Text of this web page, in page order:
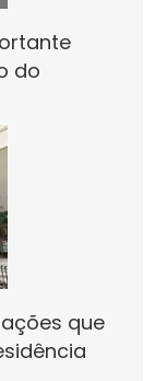
do
ações que